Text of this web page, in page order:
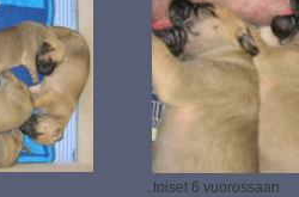
..toiset 6 vuorossaan